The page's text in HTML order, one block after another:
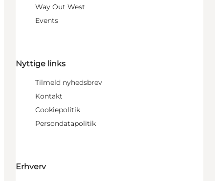
Way Out West
Events
Nyttige links
Tilmeld nyhedsbrev
Kontakt
Cookiepolitik
Persondatapolitik
Erhverv